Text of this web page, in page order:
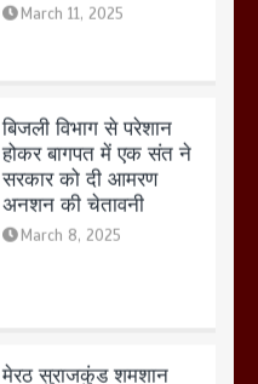
March 8, 2025
मेरठ सुराजकुंड शमशान
घाट में चिता से अस्थि
उठाकर खाते कुत्ते का
वीडियो इंटरनेट पर जमकर